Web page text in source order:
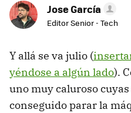
Jose García
Editor Senior - Tech
Y allá se va julio (
yéndose a algún lado).
uno muy caluroso
conseguido parar la